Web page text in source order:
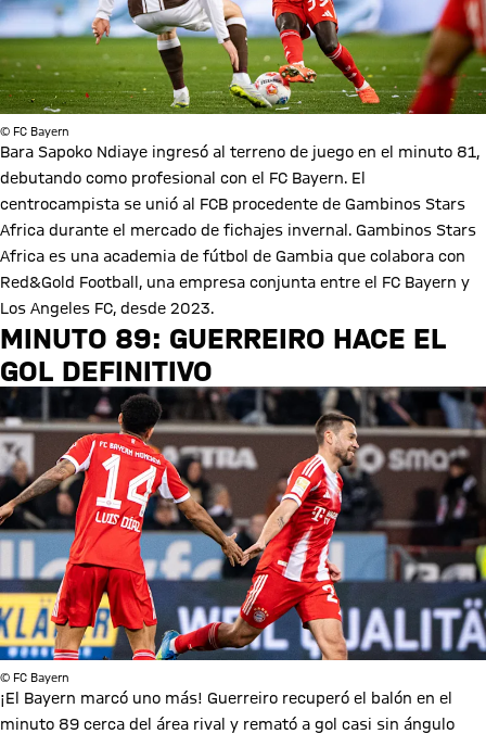
© FC Bayern
Bara Sapoko Ndiaye ingresó al terreno de juego en el minuto 81,
debutando como profesional con el FC Bayern. El
centrocampista se unió al FCB procedente de Gambinos Stars
Africa durante el mercado de fichajes invernal. Gambinos Stars
Africa es una academia de fútbol de Gambia que colabora con
Red&Gold Football, una empresa conjunta entre el FC Bayern y
Los Angeles FC, desde 2023.
MINUTO 89: GUERREIRO HACE EL
GOL DEFINITIVO
© FC Bayern
¡El Bayern marcó uno más! Guerreiro recuperó el balón en el
minuto 89 cerca del área rival y remató a gol casi sin ángulo